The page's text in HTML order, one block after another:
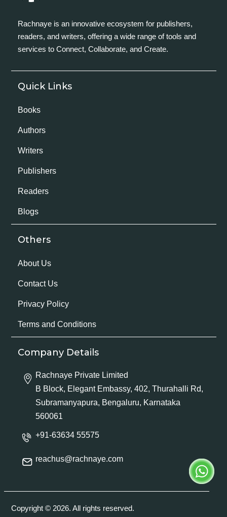
Rachnaye is an innovative ecosystem for publishers,
readers, and writers, offering a wide range of tools and
services to Connect, Collaborate, and Create.
Quick Links
Books
Authors
Writers
Publishers
Readers
Blogs
Others
About Us
Contact Us
Privacy Policy
Terms and Conditions
Company Details
Rachnaye Private Limited
B Block, Elegant Embassy, 402, Thurahalli Rd,
Subramanyapura, Bengaluru, Karnataka
560061
+91-63634 55575
reachus@rachnaye.com
Copyright © 2026. All rights reserved.